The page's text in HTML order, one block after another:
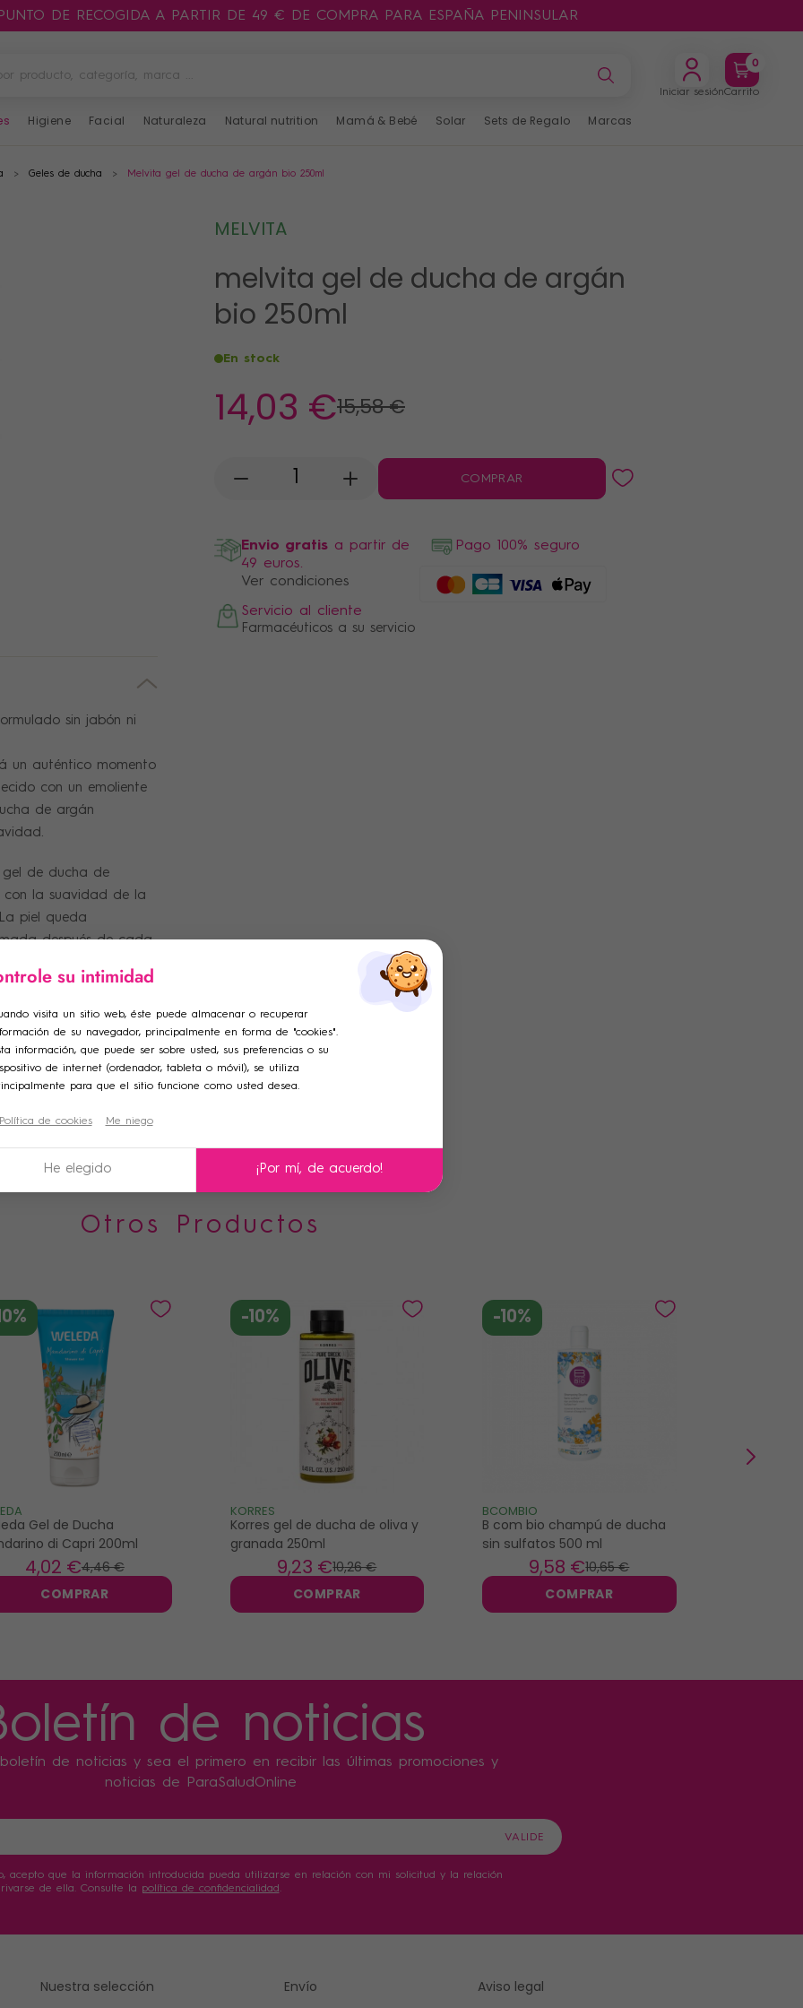
DE RECOGIDA A PARTIR DE 49 € DE COMPRA PARA ESPAÑA PENINSULAR
Iniciar sesión
0
Carrito
Higiene Facial Naturaleza Natural nutrition Mamá & Bebé Solar Sets de Regalo Marcas
Geles de ducha Melvita gel de ducha de argán bio 250ml
MELVITA
melvita gel de ducha de argán
bio 250ml
En stock
14,03 €15,58 €
- + COMPRAR
Envio gratis a partir de
49 euros.
Ver condiciones
Pago 100% seguro
Servicio al cliente
Farmacéuticos a su servicio
sin jabón ni
un auténtico momento
con un emoliente
de argán
de ducha de
con la suavidad de la
piel queda
después de cada
Otros Productos
Gel de Ducha
di Capri 200ml
4,46 €
4,02 €
COMPRAR
-10%
KORRES
Korres gel de ducha de oliva y
granada 250ml
10,26 €
9,23 €
COMPRAR
-10%
BCOMBIO
B com bio champú de ducha
sin sulfatos 500 ml
10,65 €
9,58 €
COMPRAR
de noticias
de noticias y sea el primero en recibir las últimas promociones y
noticias de ParaSaludOnline
acepto que la información introducida pueda utilizarse en relación con mi solicitud y la relación
de ella. Consulte la política de confidencialidad .
Nuestra selección Envío Aviso legal
a la lista de deseos
una nueva lista
lista de deseos ×
×
iniciar sesión para guardar productos en su lista de deseos.
Iniciar sesión
su intimidad
visita un sitio web, éste puede almacenar o recuperar
de su navegador, principalmente en forma de "cookies".
información, que puede ser sobre usted, sus preferencias o su
de internet (ordenador, tableta o móvil), se utiliza
para que el sitio funcione como usted desea.
Política de cookies Me niego
He elegido ¡Por mí, de acuerdo!